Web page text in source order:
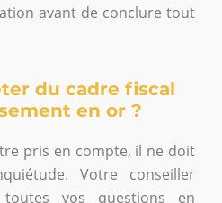
avant de conclure tout
du cadre fiscal
en or ?
pris en compte, il ne doit
Votre conseiller
vos questions en